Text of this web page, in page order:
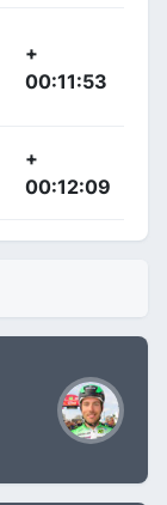
+
00:11:53
+
00:12:09